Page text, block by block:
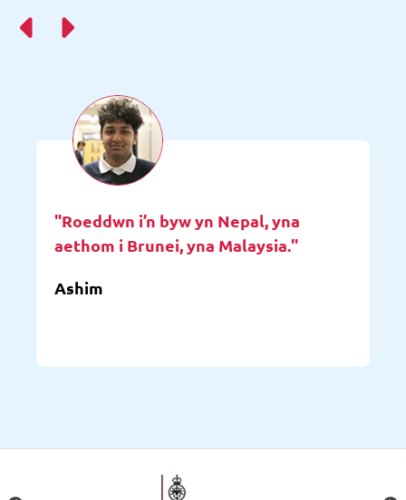
"Roeddwn i’n byw yn Nepal, yna
aethom i Brunei, yna Malaysia."
Ashim